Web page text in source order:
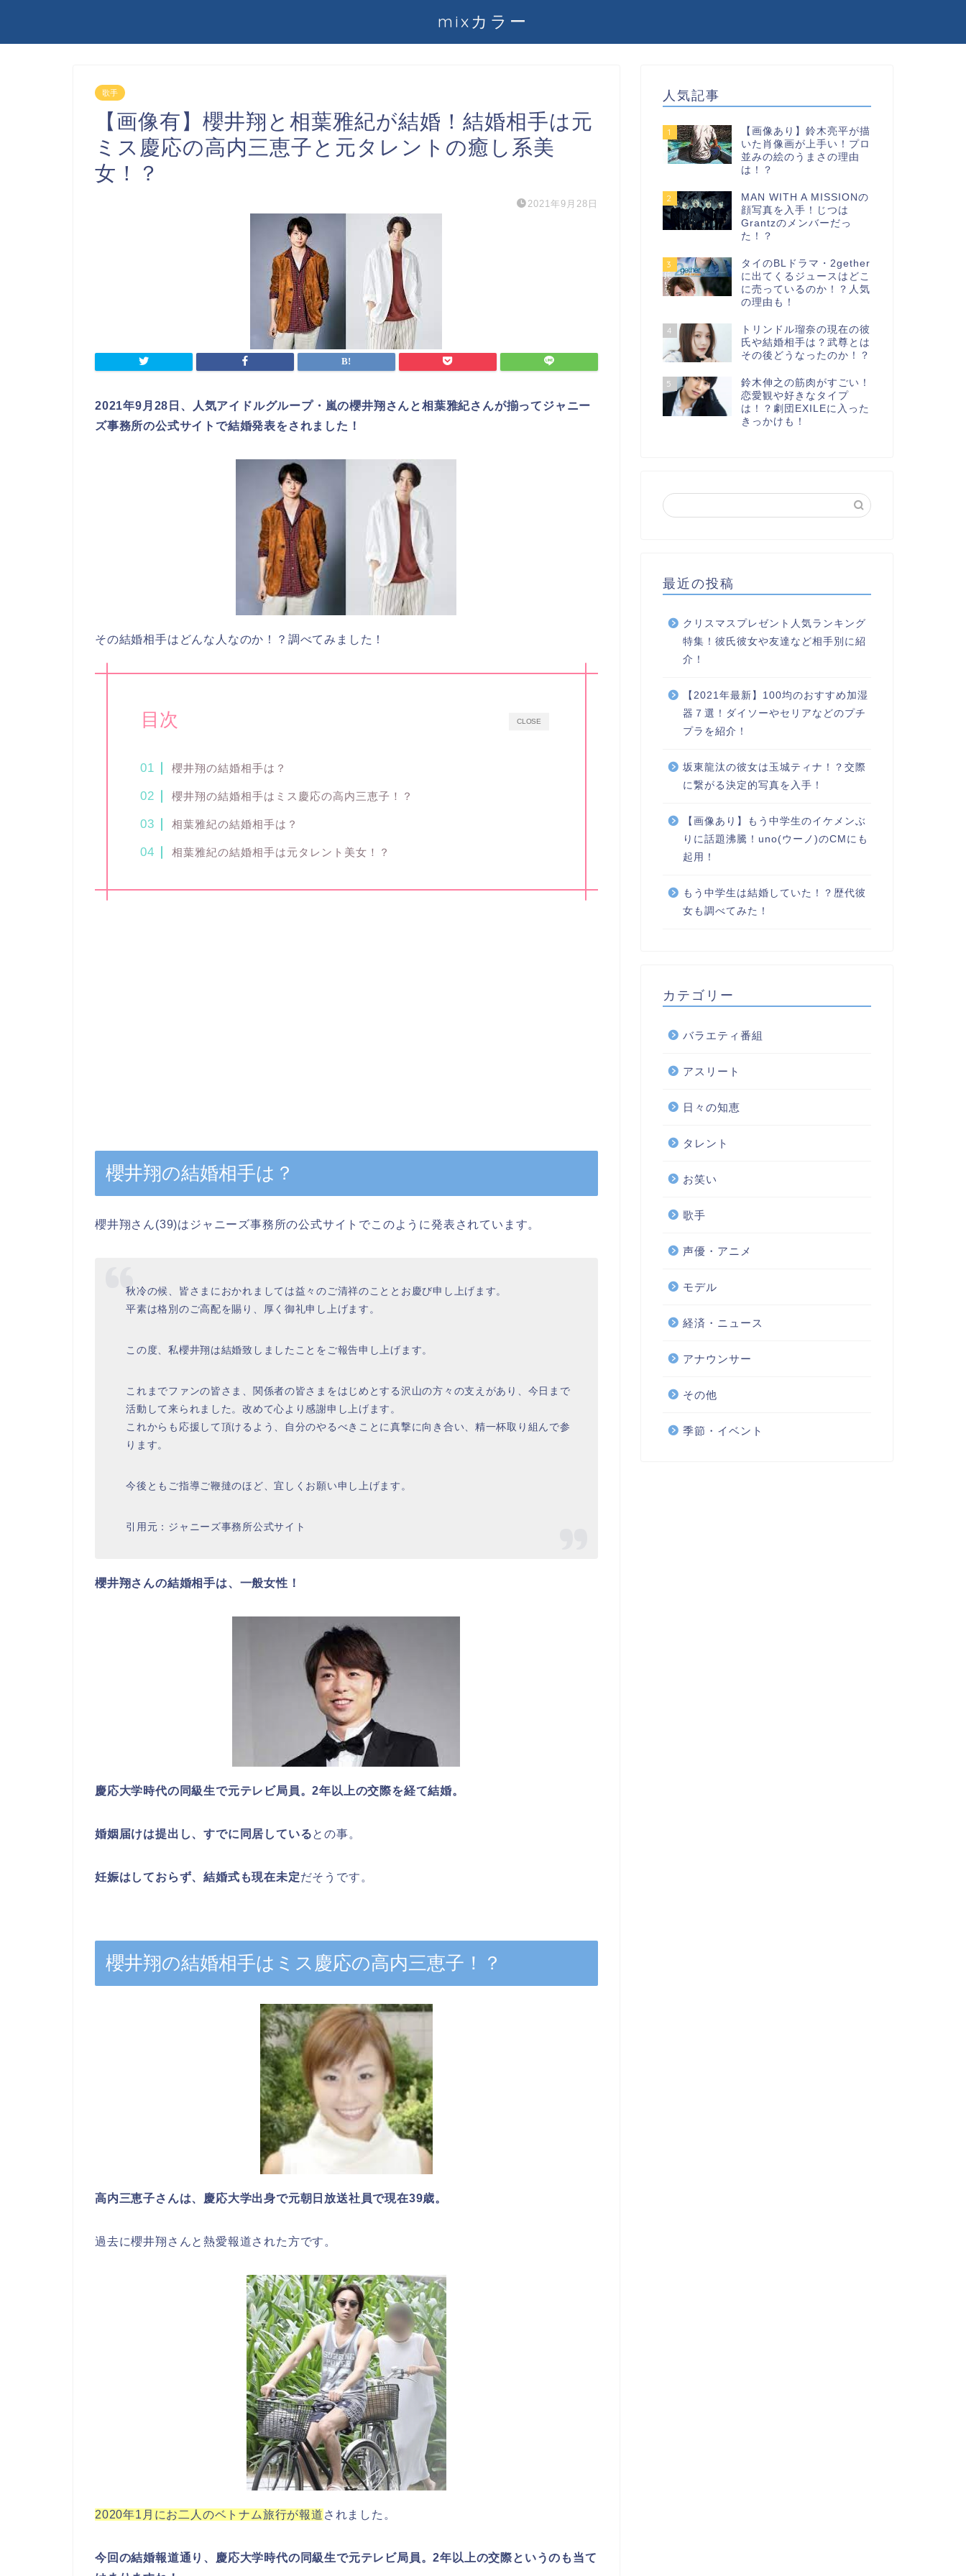
mixカラー
歌手
【画像有】櫻井翔と相葉雅紀が結婚！結婚相手は元
ミス慶応の高内三恵子と元タレントの癒し系美
女！？
2021年9月28日
2021年9月28日、人気アイドルグループ・嵐の櫻井翔さんと相葉雅紀さんが揃ってジャニー
ズ事務所の公式サイトで結婚発表をされました！
その結婚相手はどんな人なのか！？調べてみました！
CLOSE
目次
櫻井翔の結婚相手は？
櫻井翔の結婚相手はミス慶応の高内三恵子！？
相葉雅紀の結婚相手は？
相葉雅紀の結婚相手は元タレント美女！？
櫻井翔の結婚相手は？
櫻井翔さん(39)はジャニーズ事務所の公式サイトでこのように発表されています。
秋冷の候、皆さまにおかれましては益々のご清祥のこととお慶び申し上げます。
平素は格別のご高配を賜り、厚く御礼申し上げます。
この度、私櫻井翔は結婚致しましたことをご報告申し上げます。
これまでファンの皆さま、関係者の皆さまをはじめとする沢山の方々の支えがあり、今日まで
活動して来られました。改めて心より感謝申し上げます。
これからも応援して頂けるよう、自分のやるべきことに真撃に向き合い、精一杯取り組んで参
ります。
今後ともご指導ご鞭撻のほど、宜しくお願い申し上げます。
引用元：ジャニーズ事務所公式サイト
櫻井翔さんの結婚相手は、一般女性！
慶応大学時代の同級生で元テレビ局員。2年以上の交際を経て結婚。
婚姻届けは提出し、すでに同居しているとの事。
妊娠はしておらず、結婚式も現在未定だそうです。
櫻井翔の結婚相手はミス慶応の高内三恵子！？
高内三恵子さんは、慶応大学出身で元朝日放送社員で現在39歳。
過去に櫻井翔さんと熱愛報道された方です。
2020年1月にお二人のベトナム旅行が報道 されました。
今回の結婚報道通り、慶応大学時代の同級生で元テレビ局員。2年以上の交際というのも当て
人気記事
1
【画像あり】鈴木亮平が描
いた肖像画が上手い！プロ
並みの絵のうまさの理由
は！？
2
MAN WITH A MISSIONの
顔写真を入手！じつは
Grantzのメンバーだっ
た！？
3
タイのBLドラマ・2gether
に出てくるジュースはどこ
に売っているのか！？人気
の理由も！
4
トリンドル瑠奈の現在の彼
氏や結婚相手は？武尊とは
その後どうなったのか！？
5
鈴木伸之の筋肉がすごい！
恋愛観や好きなタイプ
は！？劇団EXILEに入った
きっかけも！
最近の投稿
クリスマスプレゼント人気ランキング
特集！彼氏彼女や友達など相手別に紹
介！
【2021年最新】100均のおすすめ加湿
器７選！ダイソーやセリアなどのプチ
プラを紹介！
坂東龍汰の彼女は玉城ティナ！？交際
に繋がる決定的写真を入手！
【画像あり】もう中学生のイケメンぶ
りに話題沸騰！uno(ウーノ)のCMにも
起用！
もう中学生は結婚していた！？歴代彼
女も調べてみた！
カテゴリー
バラエティ番組
アスリート
日々の知恵
タレント
お笑い
歌手
声優・アニメ
モデル
経済・ニュース
アナウンサー
その他
季節・イベント